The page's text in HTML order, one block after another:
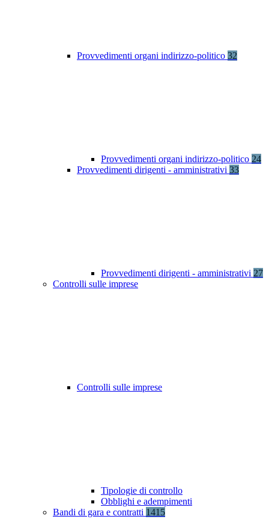
Provvedimenti organi indirizzo-politico 32
Provvedimenti organi indirizzo-politico 24
Provvedimenti dirigenti - amministrativi 33
Provvedimenti dirigenti - amministrativi 27
Controlli sulle imprese
Controlli sulle imprese
Tipologie di controllo
Obblighi e adempimenti
Bandi di gara e contratti 1415